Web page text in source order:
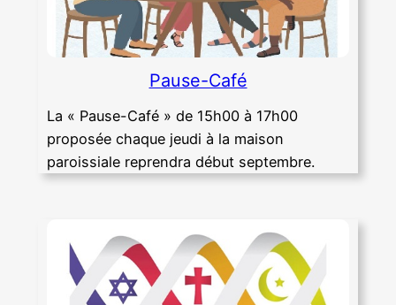
Pause-Café
La « Pause-Café » de 15h00 à 17h00
proposée chaque jeudi à la maison
paroissiale reprendra début septembre.